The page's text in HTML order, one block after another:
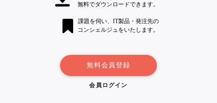
無料でダウンロードできます。
課題を伺い、IT製品・発注先の
コンシェルジュをいたします。
無料会員登録
会員ログイン